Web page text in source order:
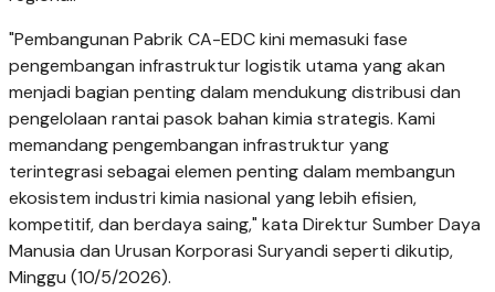
"Pembangunan Pabrik CA-EDC kini memasuki fase
pengembangan infrastruktur logistik utama yang akan
menjadi bagian penting dalam mendukung distribusi dan
pengelolaan rantai pasok bahan kimia strategis. Kami
memandang pengembangan infrastruktur yang
terintegrasi sebagai elemen penting dalam membangun
ekosistem industri kimia nasional yang lebih efisien,
kompetitif, dan berdaya saing," kata Direktur Sumber Daya
Manusia dan Urusan Korporasi Suryandi seperti dikutip,
Minggu (10/5/2026).